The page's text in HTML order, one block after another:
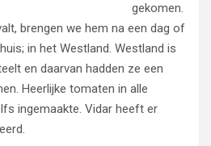
gekomen.
brengen we hem na een dag of
in het Westland. Westland is
en daarvan hadden ze een
Heerlijke tomaten in alle
ingemaakte. Vidar heeft er